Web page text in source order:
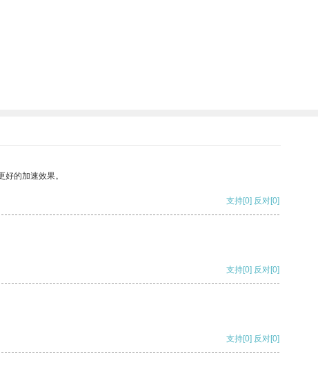
的加速效果。
支持[0] 反对[0]
支持[0] 反对[0]
支持[0] 反对[0]